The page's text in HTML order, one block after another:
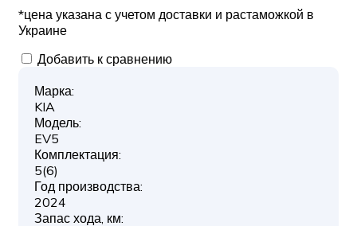
*цена указана с учетом доставки и растаможкой в
Украине
Добавить к сравнению
Марка:
KIA
Модель:
EV5
Комплектация:
5(6)
Год производства:
2024
Запас хода, км: